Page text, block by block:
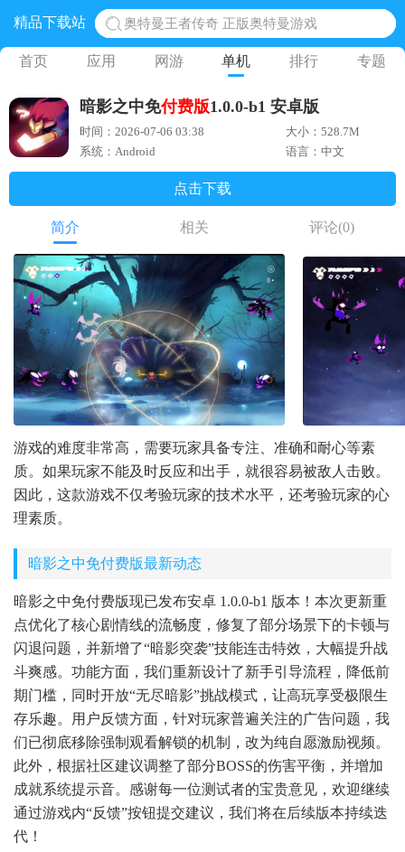
精品下载站
奥特曼王者传奇 正版奥特曼游戏
地铁跑酷体验服国际服 地铁跑酷体验服版本
网易光遇手游正版 点亮星空共庆周年
黎明觉醒生机腾讯正版 黎明觉醒生机国际服
蛋仔派对下载 蛋仔派对体验服
首页 应用 网游 单机 排行 专题
暗影之中免付费版1.0.0-b1 安卓版
时间：2026-07-06 03:38
大小：528.7M
系统：Android
语言：中文
点击下载
简介 相关 评论(0)
游戏的难度非常高，需要玩家具备专注、准确和耐心等素
质。如果玩家不能及时反应和出手，就很容易被敌人击败。
因此，这款游戏不仅考验玩家的技术水平，还考验玩家的心
理素质。
暗影之中免付费版最新动态
暗影之中免付费版现已发布安卓 1.0.0-b1 版本！本次更新重
点优化了核心剧情线的流畅度，修复了部分场景下的卡顿与
闪退问题，并新增了“暗影突袭”技能连击特效，大幅提升战
斗爽感。功能方面，我们重新设计了新手引导流程，降低前
期门槛，同时开放“无尽暗影”挑战模式，让高玩享受极限生
存乐趣。用户反馈方面，针对玩家普遍关注的广告问题，我
们已彻底移除强制观看解锁的机制，改为纯自愿激励视频。
此外，根据社区建议调整了部分BOSS的伤害平衡，并增加
成就系统提示音。感谢每一位测试者的宝贵意见，欢迎继续
通过游戏内“反馈”按钮提交建议，我们将在后续版本持续迭
代！